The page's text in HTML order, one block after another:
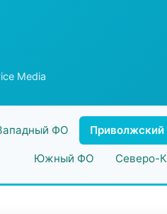
Media
ФО
Южный ФО Северо-